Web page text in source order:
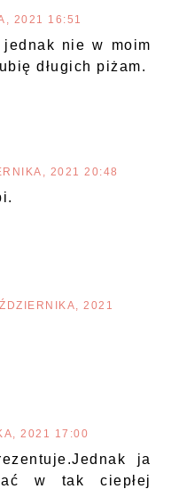
2021 16:51
nie w moim
długich piżam.
2021 20:48
2021
2021 17:00
ja
w tak ciepłej